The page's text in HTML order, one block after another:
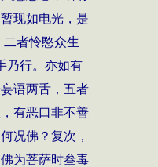
现如电光，是
者怜愍众生
乃行。亦如有
语两舌，五者
有恶口非不善
况佛？复次，
为菩萨时叁毒